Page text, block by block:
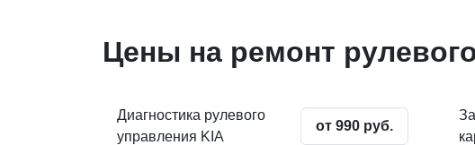
Цены на ремонт
Диагностика рулевого
управления KIA
от 990 руб.